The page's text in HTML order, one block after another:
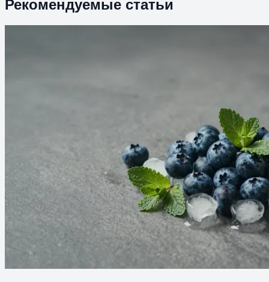
Рекомендуемые статьи